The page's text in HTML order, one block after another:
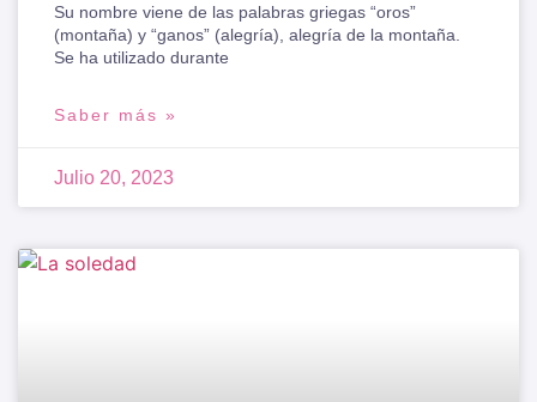
Su nombre viene de las palabras griegas “oros”
(montaña) y “ganos” (alegría), alegría de la montaña.
Se ha utilizado durante
Saber más »
Julio 20, 2023